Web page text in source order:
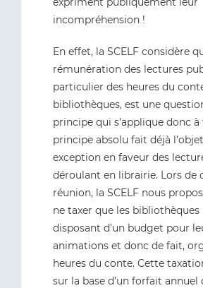
incompréhension !
En effet, la SCELF considère
rémunération des lectures
particulier des heures du
bibliothèques, est une
principe qui s’applique donc à
principe absolu fait déjà
exception en faveur des
déroulant en librairie. Lors de
réunion, la SCELF nous
ne taxer que les
disposant d’un budget pour
animations et donc de fait,
heures du conte. Cette
sur la base d’un forfait annuel